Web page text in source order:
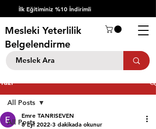
İlk Eğitiminiz %10 İndirimli
Mesleki Yeterlilik
Belgelendirme
Yazı
All Posts
All Posts
Emre TANRISEVEN
8 Eyl 2022 3 dakikada okunur